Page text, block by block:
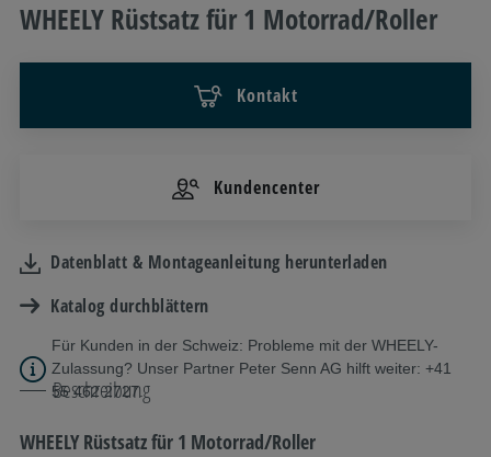
WHEELY Rüstsatz für 1 Motorrad/Roller
Kontakt
Kundencenter
Datenblatt & Montageanleitung herunterladen
Katalog durchblättern
Für Kunden in der Schweiz: Probleme mit der WHEELY-
Zulassung? Unser Partner Peter Senn AG hilft weiter: +41
55 462 2727.
Beschreibung
WHEELY Rüstsatz für 1 Motorrad/Roller